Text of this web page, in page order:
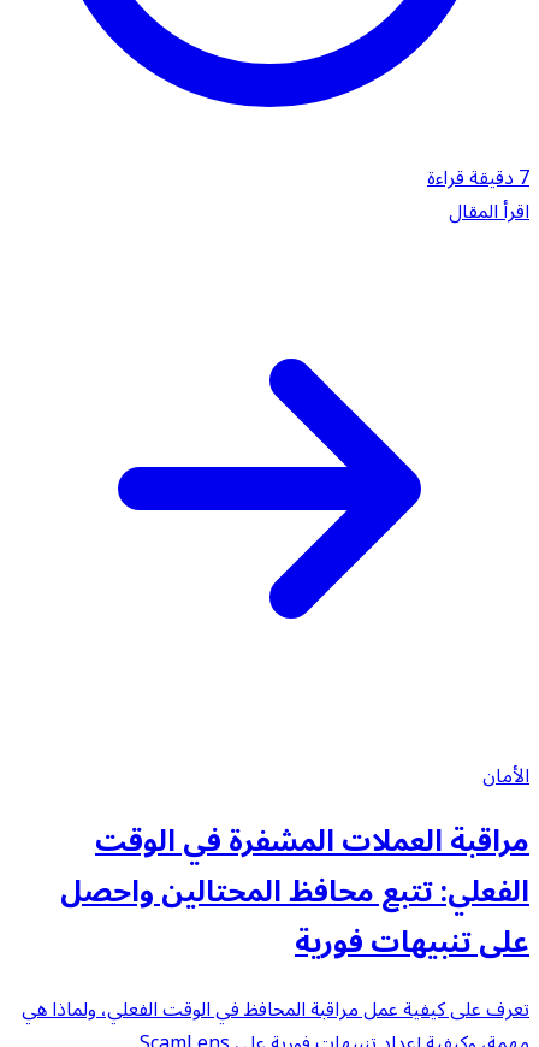
7 دقيقة قراءة
اقرأ المقال
الأمان
مراقبة العملات المشفرة في الوقت
الفعلي: تتبع محافظ المحتالين واحصل
على تنبيهات فورية
تعرف على كيفية عمل مراقبة المحافظ في الوقت الفعلي، ولماذا هي